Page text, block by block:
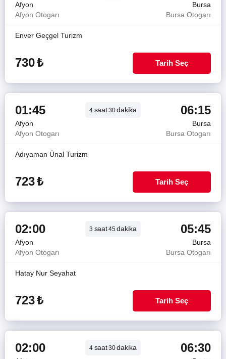
Afyon
Bursa
Afyon Otogarı
Bursa Otogarı
Enver Geçgel Turizm
730₺ Tarih Seç
01:45 4 saat30dakika 06:15
Afyon
Bursa
Afyon Otogarı
Bursa Otogarı
Adıyaman Ünal Turizm
723₺ Tarih Seç
02:00 3 saat45dakika 05:45
Afyon
Bursa
Afyon Otogarı
Bursa Otogarı
Hatay Nur Seyahat
723₺ Tarih Seç
02:00 4 saat30dakika 06:30